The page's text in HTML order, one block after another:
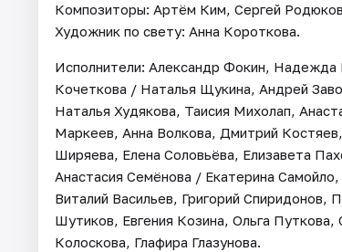
Композиторы: Артём Ким, Сергей
Художник по свету: Анна Короткова.
Исполнители: Александр Фокин,
Кочеткова / Наталья Щукина, Андрей
Наталья Худякова, Таисия Михолап,
Маркеев, Анна Волкова, Дмитрий
Ширяева, Елена Соловьёва, Елизавета
Анастасия Семёнова / Екатерина
Виталий Васильев, Григорий
Шутиков, Евгения Козина, Ольга
Колоскова, Глафира Глазунова.